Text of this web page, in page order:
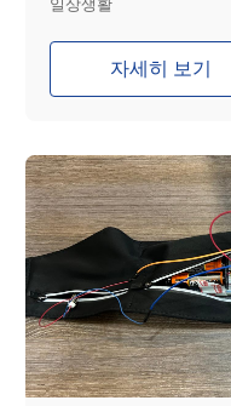
일상생활
자세히 보기